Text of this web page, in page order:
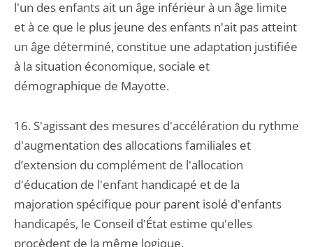
l'un des enfants ait un âge inférieur à un âge limite
et à ce que le plus jeune des enfants n'ait pas atteint
un âge déterminé, constitue une adaptation justifiée
à la situation économique, sociale et
démographique de Mayotte.
16. S'agissant des mesures d'accélération du rythme
d'augmentation des allocations familiales et
d’extension du complément de l'allocation
d'éducation de l'enfant handicapé et de la
majoration spécifique pour parent isolé d'enfants
handicapés, le Conseil d'État estime qu'elles
procèdent de la même logique.